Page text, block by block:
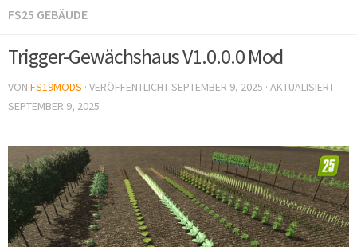
FS25 GEBÄUDE
Trigger-Gewächshaus V1.0.0.0 Mod
VON FS19MODS · VERÖFFENTLICHTSEPTEMBER 9, 2025 · AKTUALISIERT
SEPTEMBER 9, 2025